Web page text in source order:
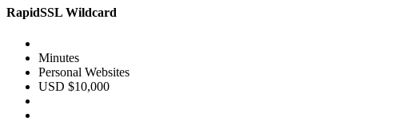
RapidSSL Wildcard
Minutes
Personal Websites
USD $10,000